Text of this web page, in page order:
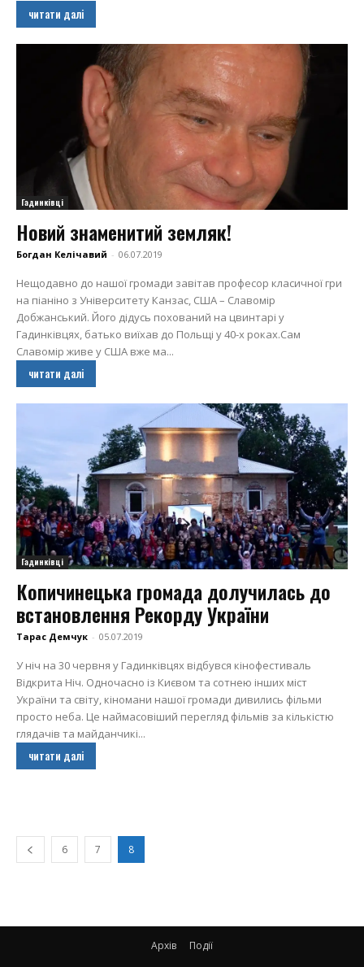
читати далі
Гадинківці
Новий знаменитий земляк!
Богдан Келічавий - 06.07.2019
Нещодавно до нашої громади завітав професор класичної гри
на піаніно з Університету Канзас, США – Славомір
Добжанський. Його дідусь похований на цвинтарі у
Гадинківцях, батько виїхав до Польщі у 40-х роках.Сам
Славомір живе у США вже ма...
читати далі
Гадинківці
Копичинецька громада долучилась до
встановлення Рекорду України
Тарас Демчук - 05.07.2019
У ніч на 30 червня у Гадинківцях відбувся кінофестиваль
Відкрита Ніч. Одночасно із Києвом та сотнею інших міст
України та світу, кіномани нашої громади дивились фільми
просто неба. Це наймасовіший перегляд фільмів за кількістю
глядачів та майданчикі...
читати далі
6 7 8
Архів Події